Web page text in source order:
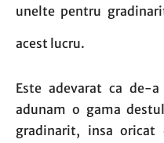
unelte pentru
acest lucru.
Este adevarat ca de-
adunam o gama
gradinarit, insa oricat